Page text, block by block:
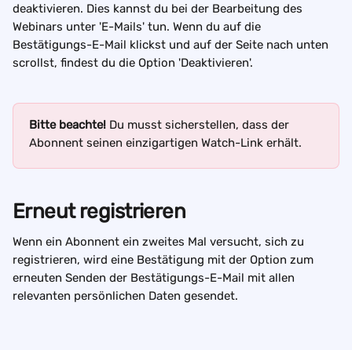
deaktivieren. Dies kannst du bei der Bearbeitung des
Webinars unter 'E-Mails' tun. Wenn du auf die
Bestätigungs-E-Mail klickst und auf der Seite nach unten
scrollst, findest du die Option 'Deaktivieren'.
Bitte beachte! Du musst sicherstellen, dass der
Abonnent seinen einzigartigen Watch-Link erhält.
Erneut registrieren
Wenn ein Abonnent ein zweites Mal versucht, sich zu
registrieren, wird eine Bestätigung mit der Option zum
erneuten Senden der Bestätigungs-E-Mail mit allen
relevanten persönlichen Daten gesendet.